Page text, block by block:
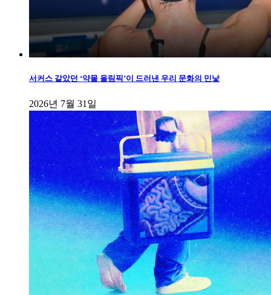
서커스 같았던 ‘약물 올림픽’이 드러낸 우리 문화의 민낯
2026년 7월 31일